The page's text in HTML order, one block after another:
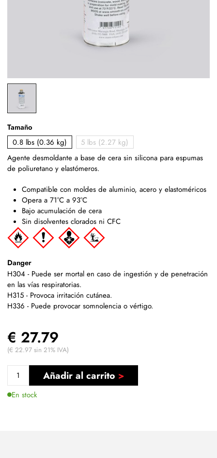
Tamaño
0.8 lbs (0.36 kg)
5 lbs (2.27 kg)
Agente desmoldante a base de cera sin silicona para espumas
de poliuretano y elastómeros.
Compatible con moldes de aluminio, acero y elastoméricos
Opera a 71°C a 93°C
Bajo acumulación de cera
Sin disolventes clorados ni CFC
Danger
H304 - Puede ser mortal en caso de ingestión y de penetración
en las vías respiratorias.
H315 - Provoca irritación cutánea.
H336 - Puede provocar somnolencia o vértigo.
€ 27.79
(€ 22.97 sin 21% IVA)
Añadir al carrito
En stock